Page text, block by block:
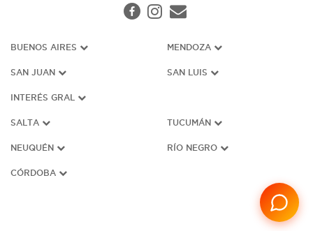
BUENOS AIRES MENDOZA
SAN JUAN SAN LUIS
INTERÉS GRAL
SALTA TUCUMÁN
NEUQUÉN RÍO NEGRO
CÓRDOBA